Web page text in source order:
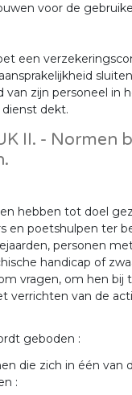
voor de
een
van zijn personeel in
dekt.
II. - Normen
hebben tot doel
en poetshulpen ter
personen
handicap of
vragen, om hen bij
verrichten van de
geboden :
die zich in één van
: